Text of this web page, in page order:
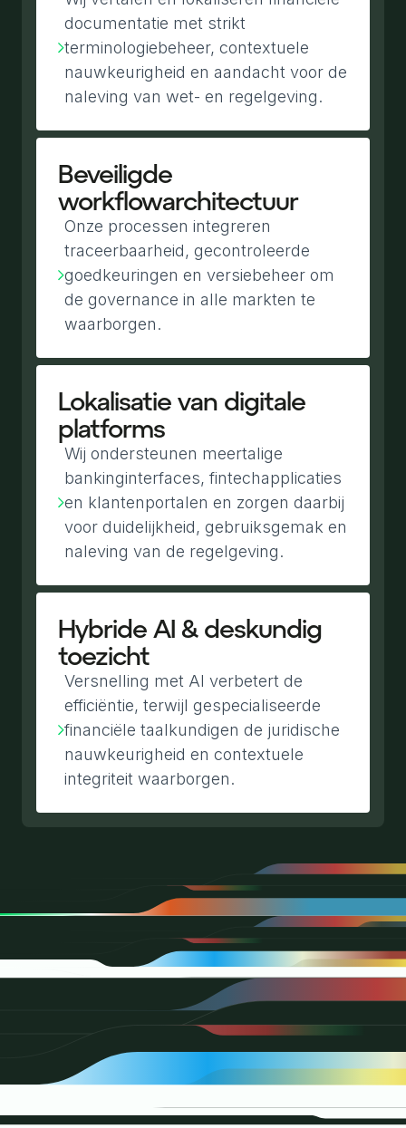
documentatie met strikt
terminologiebeheer, contextuele
nauwkeurigheid en aandacht voor de
naleving van wet- en regelgeving.
Beveiligde
workflowarchitectuur
Onze processen integreren
traceerbaarheid, gecontroleerde
goedkeuringen en versiebeheer om
de governance in alle markten te
waarborgen.
Lokalisatie van digitale
platforms
Wij ondersteunen meertalige
bankinginterfaces, fintechapplicaties
en klantenportalen en zorgen daarbij
voor duidelijkheid, gebruiksgemak en
naleving van de regelgeving.
Hybride AI & deskundig
toezicht
Versnelling met AI verbetert de
efficiëntie, terwijl gespecialiseerde
financiële taalkundigen de juridische
nauwkeurigheid en contextuele
integriteit waarborgen.